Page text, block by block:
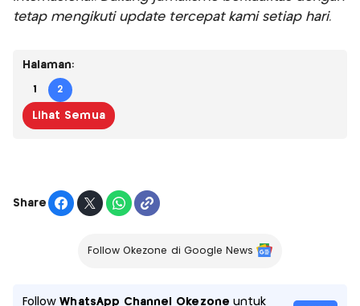
tetap mengikuti update tercepat kami setiap hari.
Halaman:
1 2
Lihat Semua
Share
Follow Okezone di Google News
FollowWhatsApp Channel Okezone untuk